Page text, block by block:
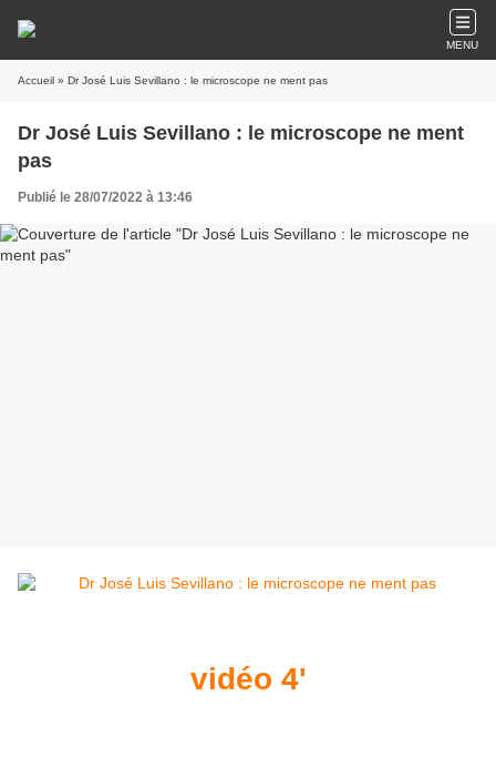
MENU
Accueil » Dr José Luis Sevillano : le microscope ne ment pas
Dr José Luis Sevillano : le microscope ne ment
pas
Publié le 28/07/2022 à 13:46
vidéo 4'